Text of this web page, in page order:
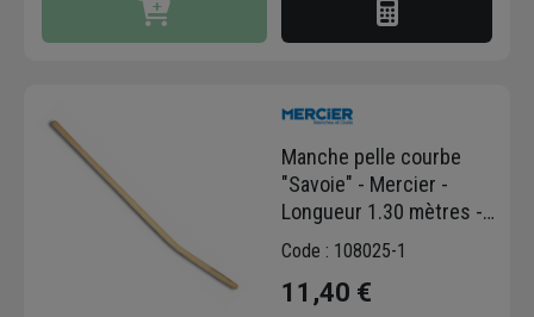
Manche pelle courbe
"Savoie" - Mercier -
Longueur 1.30 mètres -
Diamètre 40 mm - Bois
Code : 108025-1
11,40 €